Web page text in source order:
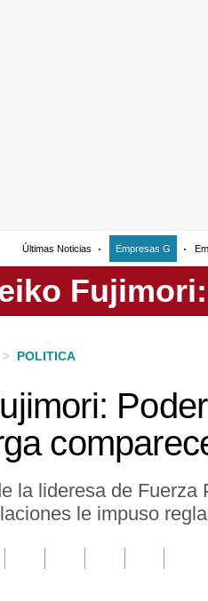
Últimas Noticias Empresas G
> POLITICA
la lideresa de
le impuso